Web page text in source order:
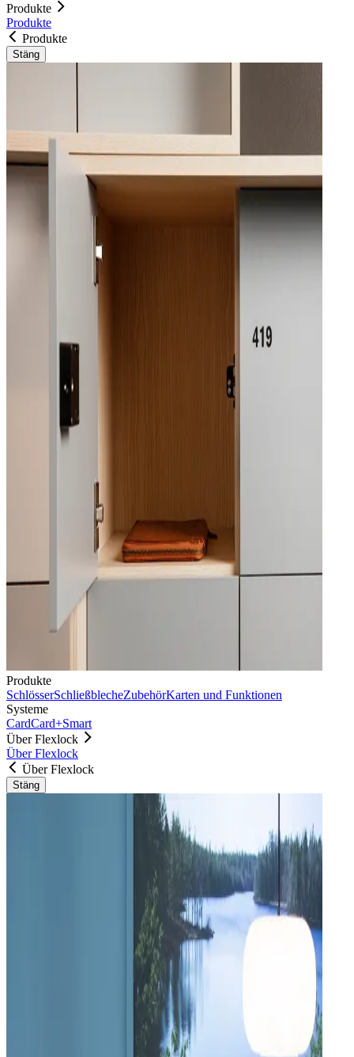
Produkte
Produkte
Produkte
Stäng
Produkte
SchlösserSchließblecheZubehörKarten und Funktionen
Systeme
CardCard+Smart
Über Flexlock
Über Flexlock
Über Flexlock
Stäng